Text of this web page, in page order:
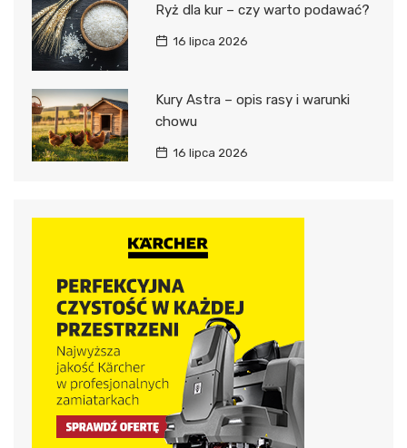
Ryż dla kur – czy warto podawać?
16 lipca 2026
Kury Astra – opis rasy i warunki
chowu
16 lipca 2026